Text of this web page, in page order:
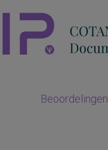
Beoordelingen